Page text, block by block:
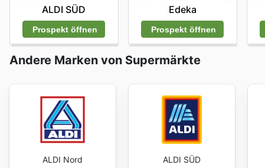
ALDI SÜD
Prospekt öffnen
Edeka
Prospekt öffnen
Andere Marken von Supermärkte
ALDI Nord ALDI SÜD